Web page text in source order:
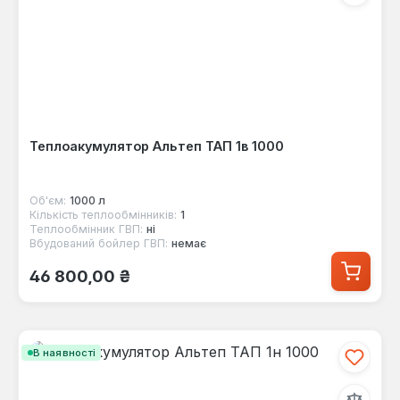
Теплоакумулятор Альтеп ТАП 1в 1000
Об'єм: 1000 л
Кількість теплообмінників: 1
Теплообмінник ГВП: ні
Вбудований бойлер ГВП: немає
Звичайна ціна:
46 800,00 ₴
В наявності